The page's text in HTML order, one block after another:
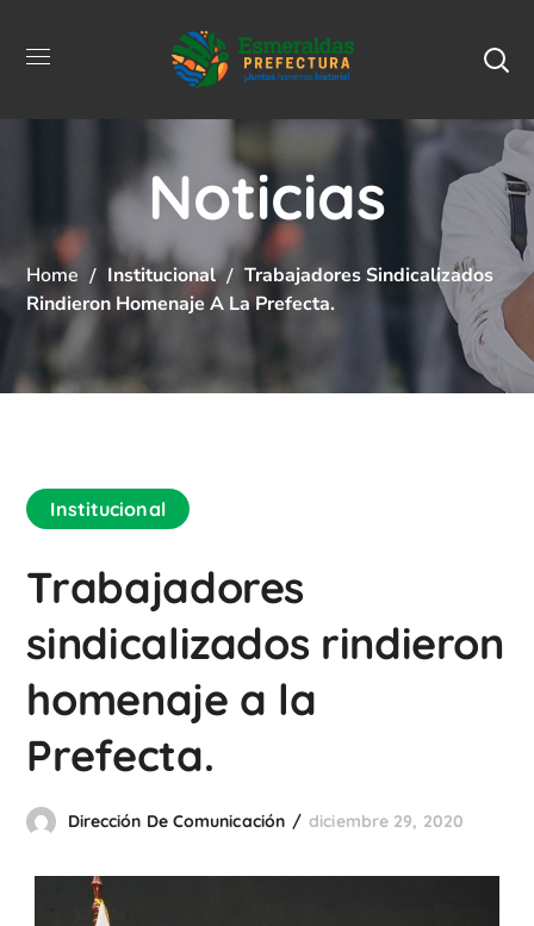
Noticias
Home Institucional
Trabajadores Sindicalizados
Rindieron Homenaje A La Prefecta.
Institucional
Trabajadores
sindicalizados rindieron
homenaje a la
Prefecta.
Dirección De Comunicación diciembre 29, 2020